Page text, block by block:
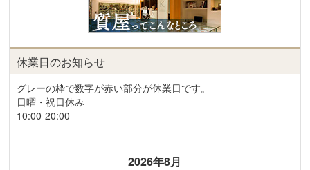
休業日のお知らせ
グレーの枠で数字が赤い部分が休業日です。
日曜・祝日休み
10:00-20:00
2026年8月